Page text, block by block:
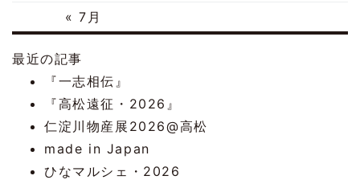
« 7月
最近の記事
『一志相伝』
『高松遠征・2026』
仁淀川物産展2026@高松
made in Japan
ひなマルシェ・2026